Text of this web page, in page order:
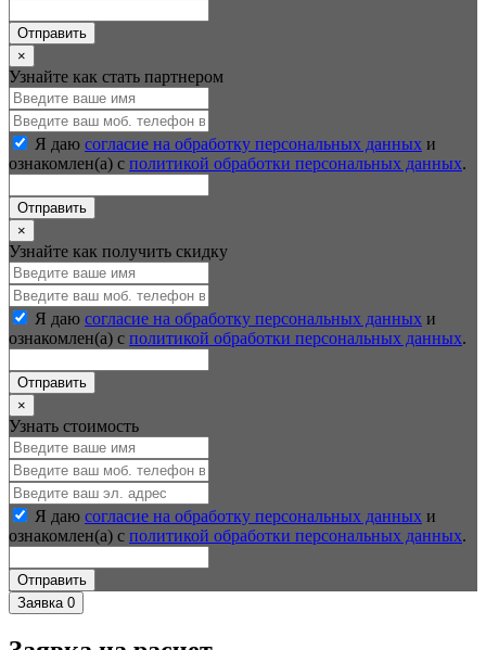
Отправить
×
Узнайте как стать партнером
Я даю согласие на обработку персональных данных и
ознакомлен(а) с политикой обработки персональных данных.
Отправить
×
Узнайте как получить скидку
Я даю согласие на обработку персональных данных и
ознакомлен(а) с политикой обработки персональных данных.
Отправить
×
Узнать стоимость
Я даю согласие на обработку персональных данных и
ознакомлен(а) с политикой обработки персональных данных.
Отправить
Заявка 0